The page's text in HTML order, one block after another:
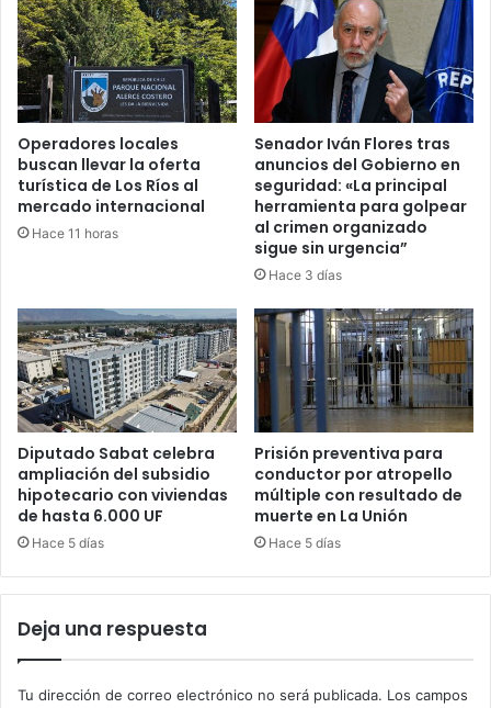
Operadores locales
buscan llevar la oferta
turística de Los Ríos al
mercado internacional
Hace 11 horas
Senador Iván Flores tras
anuncios del Gobierno en
seguridad: «La principal
herramienta para golpear
al crimen organizado
sigue sin urgencia”
Hace 3 días
Diputado Sabat celebra
ampliación del subsidio
hipotecario con viviendas
de hasta 6.000 UF
Hace 5 días
Prisión preventiva para
conductor por atropello
múltiple con resultado de
muerte en La Unión
Hace 5 días
Deja una respuesta
Tu dirección de correo electrónico no será publicada. Los campos